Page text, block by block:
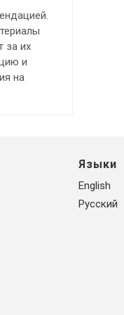
за их
и
на
Языки
English
Русский